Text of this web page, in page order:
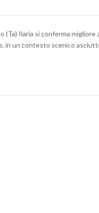
(Ta) Ilaria si conferma
in un contesto scenico